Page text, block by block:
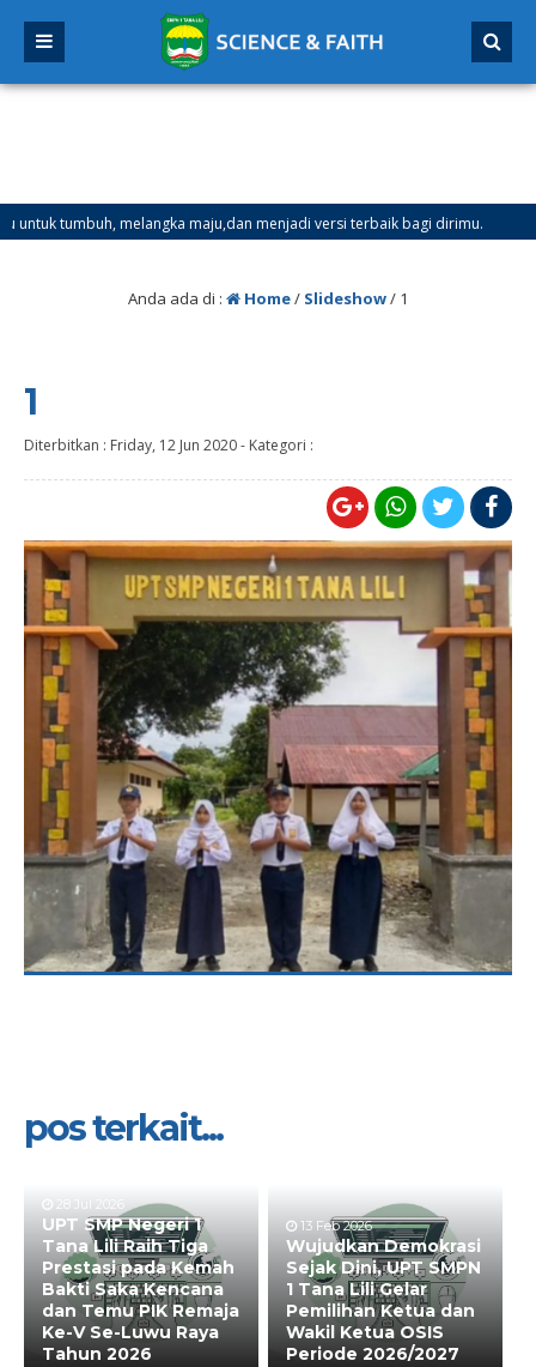
tumbuh, melangka maju,dan menjadi versi terbaik bagi dirimu.
Tanggal 21 Desember 2025 sd Tanggal 4 Januari 2026
Anda ada di : Home/ Slideshow/ 1
1
Diterbitkan : Friday, 12 Jun 2020- Kategori :
pos terkait...
28 Jul 2026
UPT SMP Negeri 1
Tana Lili Raih Tiga
Prestasi pada Kemah
Bakti Saka Kencana
dan Temu PIK Remaja
Ke-V Se-Luwu Raya
Tahun 2026
13 Feb 2026
Wujudkan Demokrasi
Sejak Dini, UPT SMPN
1 Tana Lili Gelar
Pemilihan Ketua dan
Wakil Ketua OSIS
Periode 2026/2027